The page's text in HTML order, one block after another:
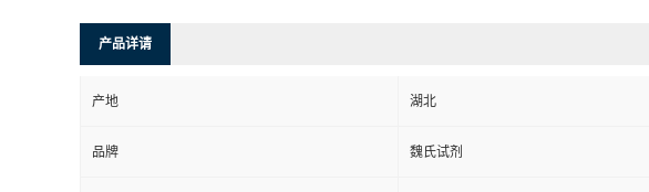
产品详请
产地 湖北
品牌 魏氏试剂